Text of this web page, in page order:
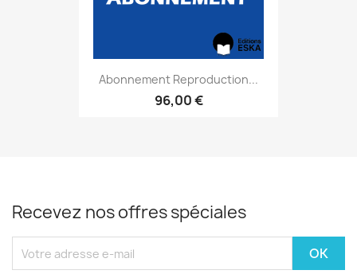
Abonnement Reproduction...
96,00 €
Recevez nos offres spéciales